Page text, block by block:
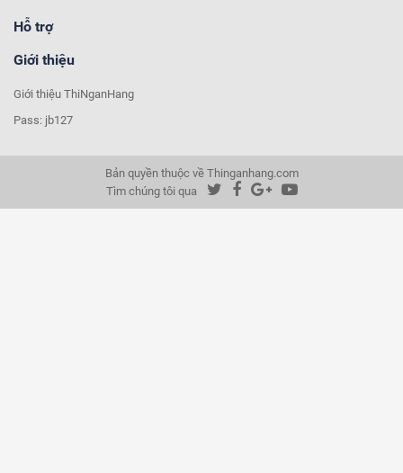
Hỗ trợ
Giới thiệu
Giới thiệu ThiNganHang
Pass: jb127
Bản quyền thuộc về Thinganhang.com
Tìm chúng tôi qua